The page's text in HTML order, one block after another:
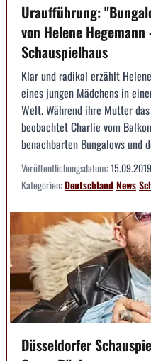
Uraufführung:
von Helene
Schauspielhaus
Klar und radikal erzählt
eines jungen Mädchens in
Welt. Während ihre Mutter
beobachtet Charlie vom
benachbarten Bungalows und
Veröffentlichungsdatum:15.09.2019
Kategorien:DeutschlandNews
Düsseldorfer